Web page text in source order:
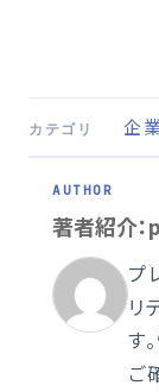
カテゴリ 企
著者紹介
プ
リ
す
ご